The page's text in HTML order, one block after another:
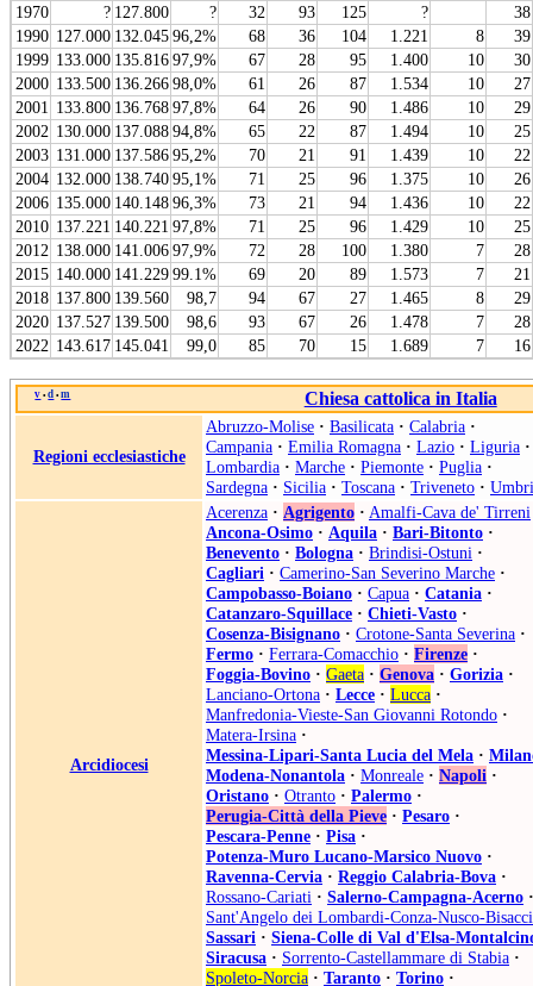
1970
? 127.800 ? 32 93 125 ?
38
1990 127.000 132.04596,2% 68 36 104 1.221 8
39
1999 133.000 135.81697,9% 67 28 95 1.400 10
30
2000 133.500 136.26698,0% 61 26 87 1.534 10
27
2001 133.800 136.76897,8% 64 26 90 1.486 10
29
2002 130.000 137.08894,8% 65 22 87 1.494 10
25
2003 131.000 137.58695,2% 70 21 91 1.439 10
22
2004 132.000 138.74095,1% 71 25 96 1.375 10
26
2006 135.000 140.14896,3% 73 21 94 1.436 10
22
2010 137.221 140.221 97,8% 71 25 96 1.429 10
25
2012 138.000 141.00697,9% 72 28 100 1.380 7
28
2015 140.000 141.22999.1% 69 20 89 1.573 7
21
2018 137.800 139.560 98,7 94 67 27 1.465 8
29
2020 137.527 139.500 98,6 93 67 26 1.478 7
28
2022 143.617 145.041 99,0 85 70 15 1.689 7 16
v • d • m Chiesa cattolica in Italia
Regioni ecclesiastiche
Abruzzo-Molise · Basilicata · Calabria ·
Campania · Emilia Romagna · Lazio · Liguria ·
Lombardia · Marche · Piemonte · Puglia ·
Sardegna · Sicilia · Toscana · Triveneto ·
Arcidiocesi
Acerenza · Agrigento · Amalfi-Cava de' Tirreni
Ancona-Osimo · Aquila · Bari-Bitonto ·
Benevento · Bologna · Brindisi-Ostuni ·
Cagliari · Camerino-San Severino Marche ·
Campobasso-Boiano · Capua · Catania ·
Catanzaro-Squillace · Chieti-Vasto ·
Cosenza-Bisignano · Crotone-Santa Severina ·
Fermo · Ferrara-Comacchio · Firenze ·
Foggia-Bovino · Gaeta · Genova · Gorizia ·
Lanciano-Ortona · Lecce · Lucca ·
Manfredonia-Vieste-San Giovanni Rotondo ·
Matera-Irsina ·
Messina-Lipari-Santa Lucia del Mela ·
Modena-Nonantola · Monreale · Napoli ·
Oristano · Otranto · Palermo ·
Perugia-Città della Pieve · Pesaro ·
Pescara-Penne · Pisa ·
Potenza-Muro Lucano-Marsico Nuovo ·
Ravenna-Cervia · Reggio Calabria-Bova ·
Rossano-Cariati · Salerno-Campagna-Acerno ·
Sant'Angelo dei Lombardi-Conza-Nusco-
Sassari · Siena-Colle di Val d'Elsa-
Siracusa · Sorrento-Castellammare di Stabia ·
Spoleto-Norcia · Taranto · Torino ·